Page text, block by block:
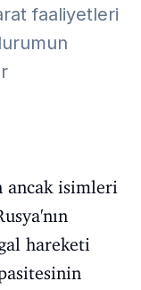
faaliyetleri
ancak isimleri
hareketi